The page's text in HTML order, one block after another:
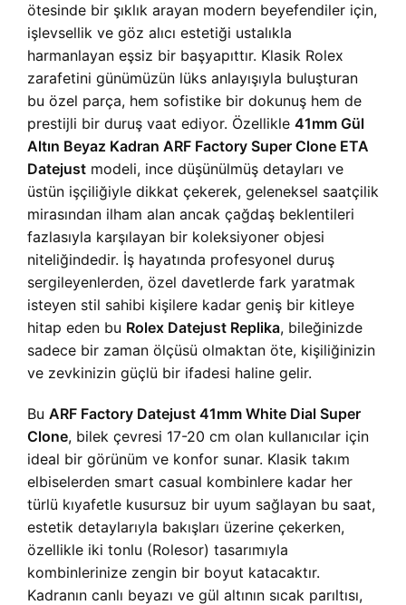
ötesinde bir şıklık arayan modern beyefendiler için,
işlevsellik ve göz alıcı estetiği ustalıkla
harmanlayan eşsiz bir başyapıttır. Klasik Rolex
zarafetini günümüzün lüks anlayışıyla buluşturan
bu özel parça, hem sofistike bir dokunuş hem de
prestijli bir duruş vaat ediyor. Özellikle 41mm Gül
Altın Beyaz Kadran ARF Factory Super Clone ETA
Datejust modeli, ince düşünülmüş detayları ve
üstün işçiliğiyle dikkat çekerek, geleneksel saatçilik
mirasından ilham alan ancak çağdaş beklentileri
fazlasıyla karşılayan bir koleksiyoner objesi
niteliğindedir. İş hayatında profesyonel duruş
sergileyenlerden, özel davetlerde fark yaratmak
isteyen stil sahibi kişilere kadar geniş bir kitleye
hitap eden bu Rolex Datejust Replika, bileğinizde
sadece bir zaman ölçüsü olmaktan öte, kişiliğinizin
ve zevkinizin güçlü bir ifadesi haline gelir.
Bu ARF Factory Datejust 41mm White Dial Super
Clone, bilek çevresi 17-20 cm olan kullanıcılar için
ideal bir görünüm ve konfor sunar. Klasik takım
elbiselerden smart casual kombinlere kadar her
türlü kıyafetle kusursuz bir uyum sağlayan bu saat,
estetik detaylarıyla bakışları üzerine çekerken,
özellikle iki tonlu (Rolesor) tasarımıyla
kombinlerinize zengin bir boyut katacaktır.
Kadranın canlı beyazı ve gül altının sıcak parıltısı,